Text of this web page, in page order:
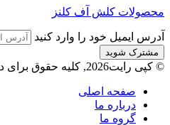
محصولات کلش آف کلنز
آدرس ایمیل خود را وارد کنید
© کپی رایت2026, کلیه حقوق برای دیدگاه پلاس محفوظ است.
صفحه اصلی
درباره ما
گروه ما